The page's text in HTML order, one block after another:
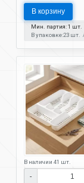
В корзину
Мин. партия: 1 шт.
В упаковке:23 шт.
В наличии 41 шт.
-